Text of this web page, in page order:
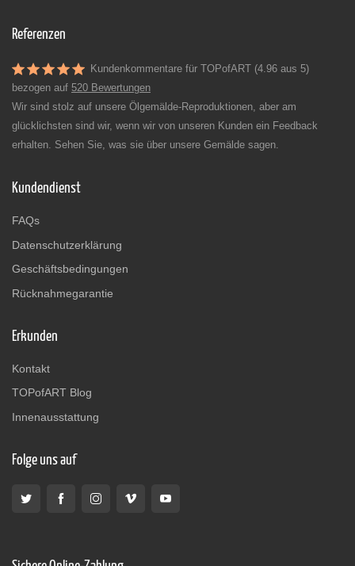
Referenzen
Kundenkommentare für TOPofART (4.96 aus 5)
bezogen auf 520 Bewertungen
Wir sind stolz auf unsere Ölgemälde-Reproduktionen, aber am
glücklichsten sind wir, wenn wir von unseren Kunden ein Feedback
erhalten. Sehen Sie, was sie über unsere Gemälde sagen.
Kundendienst
FAQs
Datenschutzerklärung
Geschäftsbedingungen
Rücknahmegarantie
Erkunden
Kontakt
TOPofART Blog
Innenausstattung
Folge uns auf